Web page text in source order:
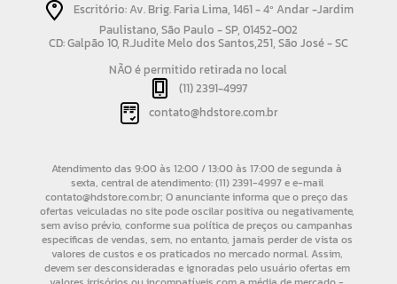
Escritório: Av. Brig. Faria Lima, 1461 - 4º Andar -Jardim
Paulistano, São Paulo - SP, 01452-002
CD: Galpão 10, R.Judite Melo dos Santos,251, São José - SC
NÃO é permitido retirada no local
(11) 2391-4997
contato@hdstore.com.br